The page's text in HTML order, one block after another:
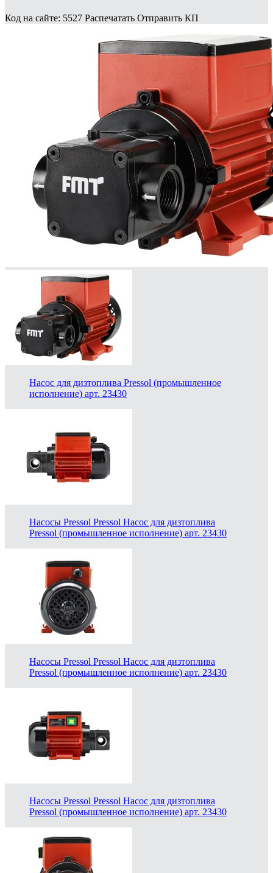
Код на сайте: 5527 Распечатать Отправить КП
Насос для дизтоплива Pressol (промышленное
исполнение) арт. 23430
Насосы Pressol Pressol Насос для дизтоплива
Pressol (промышленное исполнение) арт. 23430
Насосы Pressol Pressol Насос для дизтоплива
Pressol (промышленное исполнение) арт. 23430
Насосы Pressol Pressol Насос для дизтоплива
Pressol (промышленное исполнение) арт. 23430